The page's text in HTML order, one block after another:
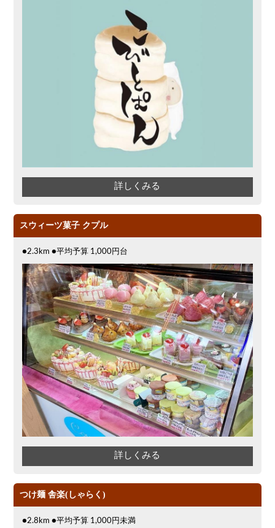
クリスマス
アサヒスーパードライ
オリオン パスタ 気軽に一杯
飲み放題付きコース3000円
オープンテラス 洋食 キリン一番搾り
夜12時以降入店可
アレルギー対応可能 チーズ
バレンタイン ソファー
カフェ アジア・エスニック イタリアン
フルーツハイボール 幹事様特典
秋限定メニュー
フレンチ 夏限定メニュー
詳しくみる
スウィーツ菓子 クプル
●2.3km ●平均予算 1,000円台
詳しくみる
つけ麺 舎楽(しゃらく)
●2.8km ●平均予算 1,000円未満